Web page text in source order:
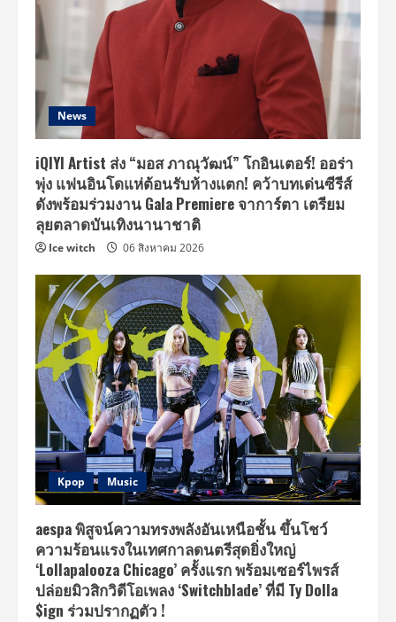
วิถี
วัฒนธรรม
ขนาด
ชั้น
UG
โซน
ภาค
กลาง
เมือง
สุข
สยาม
ไอคอน
News
iQIYI Artist ส่ง “มอส ภาณุวัฒน์” โกอินเตอร์! ออร่า
พุ่ง แฟนอินโดแห่ต้อนรับห้างแตก! คว้าบทเด่นซีรีส์
ดังพร้อมร่วมงาน Gala Premiere จาการ์ตา เตรียม
ลุยตลาดบันเทิงนานาชาติ
Ice witch 06 สิงหาคม 2026
Kpop Music
aespa พิสูจน์ความทรงพลังอันเหนือชั้น ขึ้นโชว์
ความร้อนแรงในเทศกาลดนตรีสุดยิ่งใหญ่
‘Lollapalooza Chicago’ ครั้งแรก พร้อมเซอร์ไพรส์
ปล่อยมิวสิกวิดีโอเพลง ‘Switchblade’ ที่มี Ty Dolla
$ign ร่วมปรากฏตัว !